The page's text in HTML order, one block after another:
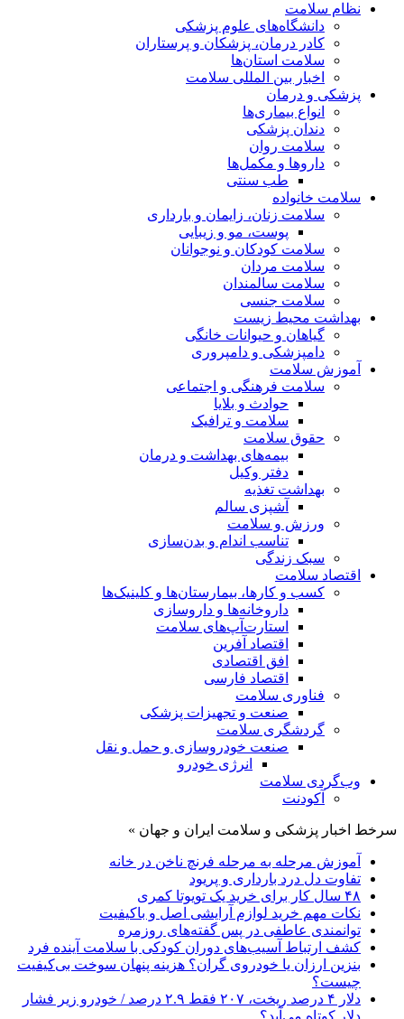
نظام سلامت
دانشگاه‌های علوم پزشکی
کادر درمان، پزشکان و پرستاران
سلامت استان‌ها
اخبار بین المللی سلامت
پزشکی و درمان
انواع بیماری‌ها
دندان پزشکی
سلامت روان
داروها و مکمل‌ها
طب سنتی
سلامت خانواده
سلامت زنان، زایمان و بارداری
پوست، مو و زیبایی
سلامت کودکان و نوجوانان
سلامت مردان
سلامت سالمندان
سلامت جنسی
بهداشت محیط زیست
گیاهان و حیوانات خانگی
دامپزشکی و دامپروری
آموزش سلامت
سلامت فرهنگی و اجتماعی
حوادث و بلایا
سلامت و ترافیک
حقوق سلامت
بیمه‌های بهداشت و درمان
دفتر وکیل
بهداشت تغذیه
آشپزی سالم
ورزش و سلامت
تناسب اندام و بدن‌سازی
سبک زندگی
اقتصاد سلامت
کسب و کارها، بیمارستان‌ها و کلینیک‌ها
داروخانه‌ها و داروسازی
استارت‌آپ‌های سلامت
اقتصاد آفرین
افق اقتصادی
اقتصاد فارسی
فناوری سلامت
صنعت و تجهیزات پزشکی
گردشگری سلامت
صنعت خودروسازی و حمل و نقل
انرژی خودرو
وب‌گردی سلامت
آکودنت
سرخط اخبار پزشکی و سلامت ایران و جهان »
آموزش مرحله به مرحله فرنچ ناخن در خانه
تفاوت دل درد بارداری و پریود
۴۸ سال کار برای خرید یک تویوتا کمری
نکات مهم خرید لوازم آرایشی اصل و باکیفیت
توانمندی عاطفی در پس گفته‌های روزمره
کشف ارتباط آسیب‌های دوران کودکی با سلامت آینده فرد
بنزین ارزان یا خودروی گران؟ هزینه پنهان سوخت بی‌کیفیت
چیست؟
دلار ۴ درصد ریخت، ۲۰۷ فقط ۲.۹ درصد / خودرو زیر فشار